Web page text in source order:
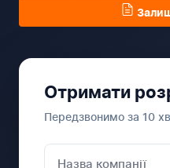
Отримати
Передзвонимо за 10